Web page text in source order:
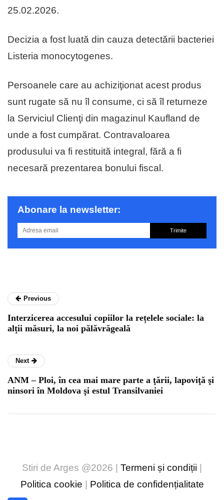
25.02.2026.
Decizia a fost luată din cauza detectării bacteriei
Listeria monocytogenes.
Persoanele care au achiziţionat acest produs
sunt rugate să nu îl consume, ci să îl returneze
la Serviciul Clienţi din magazinul Kaufland de
unde a fost cumpărat. Contravaloarea
produsului va fi restituită integral, fără a fi
necesară prezentarea bonului fiscal.
Abonare la newsletter:
Trimite
Previous
Interzicerea accesului copiilor la rețelele sociale: la
alții măsuri, la noi pălăvrăgeală
Next
ANM – Ploi, în cea mai mare parte a ţării, lapoviţă şi
ninsori în Moldova şi estul Transilvaniei
Stiri de Arges @2026 | Termeni și condiții
Politica cookie
Politica de confidențialitate